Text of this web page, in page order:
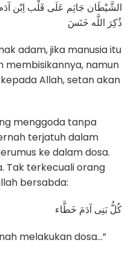
الشَّيْطَان جَاثِم عَلَى قَلْب اِبْن
ذُكِرَ اللَّه خَنَسَ
adam, jika manusia itu
membisikannya, namun
Allah, setan akan
menggoda tanpa
terjatuh dalam
ke dalam dosa.
Tak terkecuali orang
bersabda:
كُلُّ بَنِى آدَمَ خَطَّاء
melakukan dosa…”